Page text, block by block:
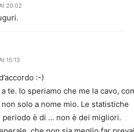
20:02
15:13
:-)
te. Io speriamo che me la cavo,
solo a nome mio. Le statistiche
periodo è di … non è dei migliori.